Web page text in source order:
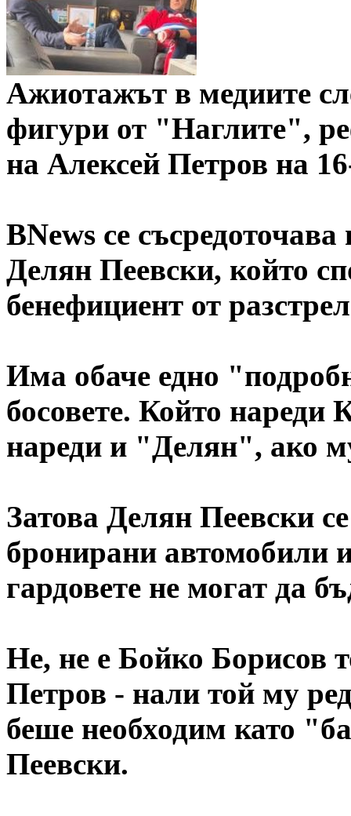
Ажиотажът в медиите
фигури от "Наглите",
на Алексей Петров на
BNews се
Делян Пеевски, който
бенефициент от
Има обаче едно
босовете. Който
нареди и "Делян", ако
Затова Делян Пеевски
бронирани автомобили
гардовете не могат да
Не, не е Бойко Борисов
Петров - нали той му
беше необходим като
Пеевски.